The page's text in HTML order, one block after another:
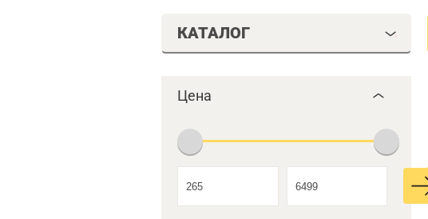
КАТАЛОГ
Цена